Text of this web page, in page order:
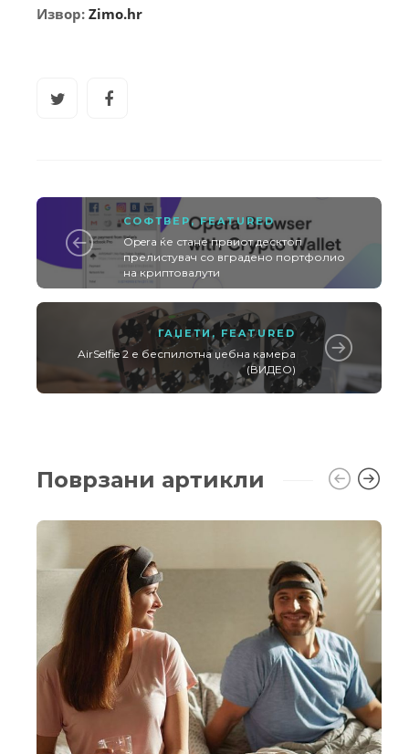
Извор: Zimo.hr
СОФТВЕР,FEATURED
Opera ќе стане првиот десктоп
прелистувач со вградено портфолио
на криптовалути
ГАЏЕТИ, FEATURED
AirSelfie 2 е беспилотна џебна камера
(ВИДЕО)
Поврзани артикли